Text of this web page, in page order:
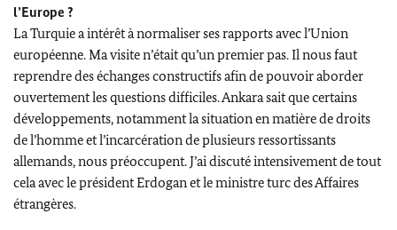
l’Europe ?
La Turquie a intérêt à normaliser ses rapports avec l’Union
européenne. Ma visite n’était qu’un premier pas. Il nous faut
reprendre des échanges constructifs afin de pouvoir aborder
ouvertement les questions difficiles. Ankara sait que certains
développements, notamment la situation en matière de droits
de l’homme et l’incarcération de plusieurs ressortissants
allemands, nous préoccupent. J’ai discuté intensivement de tout
cela avec le président Erdogan et le ministre turc des Affaires
étrangères.